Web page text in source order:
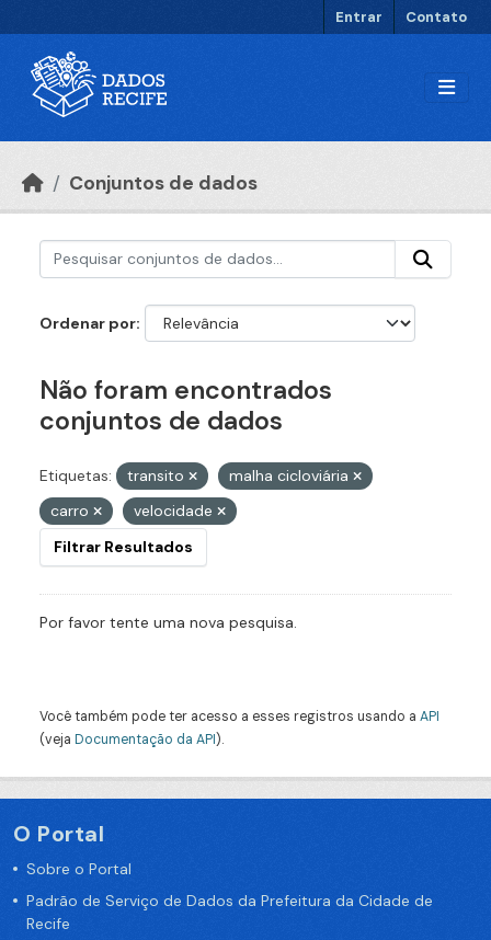
Entrar Contato
Conjuntos de dados
Ordenar por
Não foram encontrados
conjuntos de dados
Etiquetas: transito
malha cicloviária
carro
velocidade
Filtrar Resultados
Por favor tente uma nova pesquisa.
Você também pode ter acesso a esses registros usando a API
(veja Documentação da API).
O Portal
Sobre o Portal
Padrão de Serviço de Dados da Prefeitura da Cidade de
Recife